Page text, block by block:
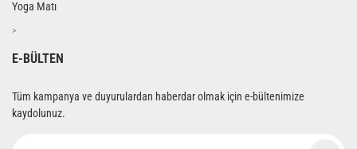
Yoga Matı
>
E-BÜLTEN
Tüm kampanya ve duyurulardan haberdar olmak için e-bültenimize
kaydolunuz.